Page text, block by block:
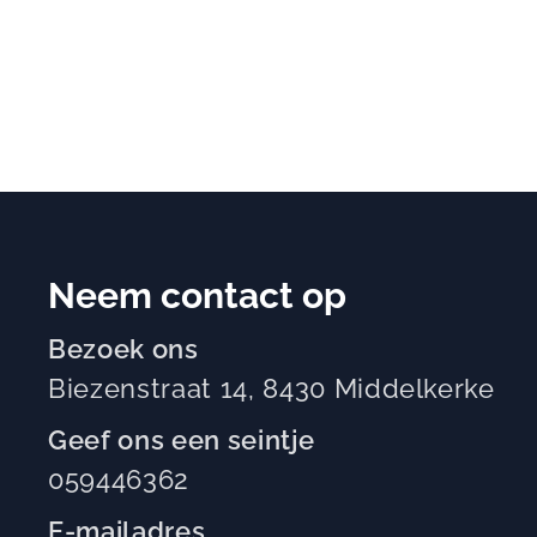
Neem contact op
Bezoek ons
Biezenstraat 14, 8430 Middelkerke
Geef ons een seintje
059446362